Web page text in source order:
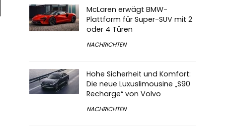
McLaren erwägt BMW-
Plattform für Super-SUV mit 2
oder 4 Türen
NACHRICHTEN
Hohe Sicherheit und Komfort:
Die neue Luxuslimousine „S90
Recharge“ von Volvo
NACHRICHTEN